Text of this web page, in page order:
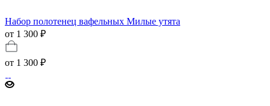
Набор полотенец вафельных Милые утята
от 1 300 ₽
от 1 300 ₽